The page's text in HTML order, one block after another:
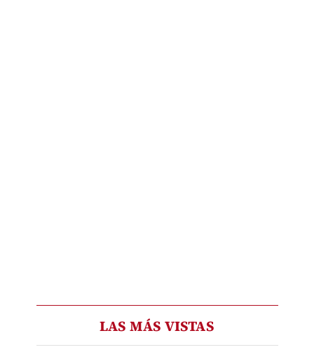
LAS MÁS VISTAS